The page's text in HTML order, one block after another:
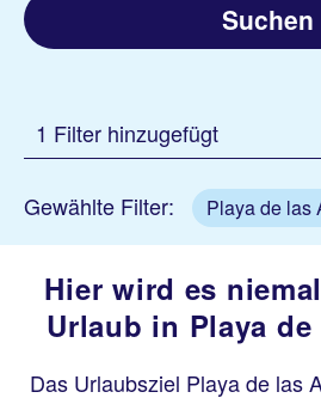
Suchen
1 Filter hinzugefügt
Gewählte Filter: Playa de las
Hier wird es
Urlaub in Playa
Das Urlaubsziel Playa de las